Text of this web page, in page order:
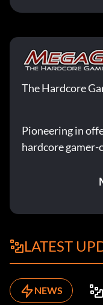
The Hardcore
Pioneering in
hardcore
LATEST
NEWS